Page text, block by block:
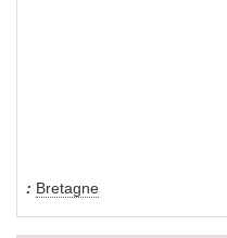
Bretagne